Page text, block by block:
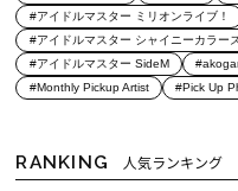
#アイドルマスター ミリオンライブ！
#アイドルマスター シャイニーカラー
#アイドルマスター SideM
#Monthly Pickup Artist
#Pick Up
RANKING 人気ランキング